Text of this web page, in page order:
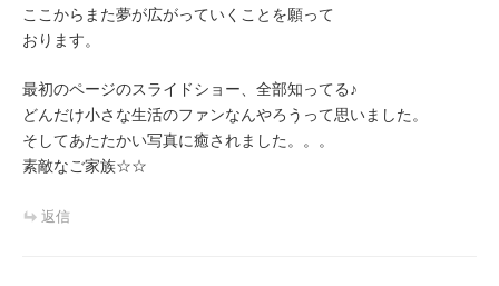
ここからまた夢が広がっていくことを願って
おります。
最初のページのスライドショー、全部知ってる♪
どんだけ小さな生活のファンなんやろうって思いました。
そしてあたたかい写真に癒されました。。。
素敵なご家族☆☆
返信